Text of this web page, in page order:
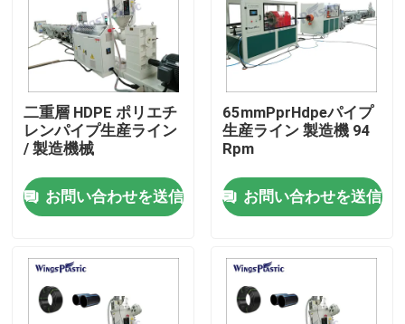
家
プロダクト
二重層 HDPE ポリエチ
レンパイプ生産ライン
/ 製造機械
お問い合わせを送信
65mmPprHdpeパイプ
生産ライン 製造機 94
Rpm
お問い合わせを送信